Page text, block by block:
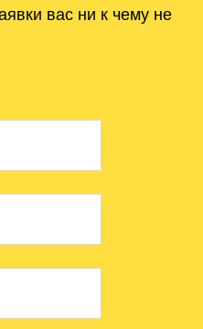
вас ни к чему не